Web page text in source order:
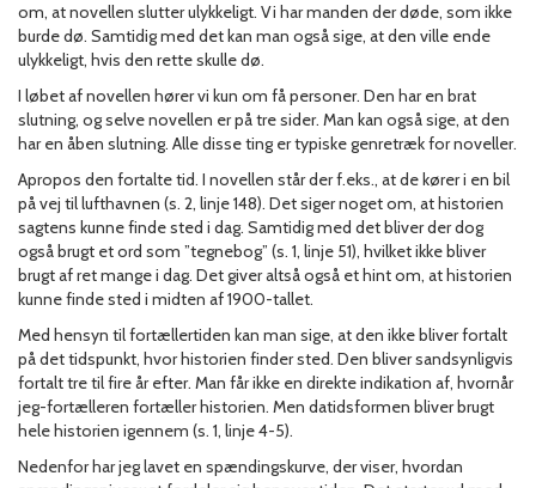
om, at novellen slutter ulykkeligt. Vi har manden der døde, som ikke
burde dø. Samtidig med det kan man også sige, at den ville ende
ulykkeligt, hvis den rette skulle dø.
I løbet af novellen hører vi kun om få personer. Den har en brat
slutning, og selve novellen er på tre sider. Man kan også sige, at den
har en åben slutning. Alle disse ting er typiske genretræk for noveller.
Apropos den fortalte tid. I novellen står der f.eks., at de kører i en bil
på vej til lufthavnen (s. 2, linje 148). Det siger noget om, at historien
sagtens kunne finde sted i dag. Samtidig med det bliver der dog
også brugt et ord som ”tegnebog” (s. 1, linje 51), hvilket ikke bliver
brugt af ret mange i dag. Det giver altså også et hint om, at historien
kunne finde sted i midten af 1900-tallet.
Med hensyn til fortællertiden kan man sige, at den ikke bliver fortalt
på det tidspunkt, hvor historien finder sted. Den bliver sandsynligvis
fortalt tre til fire år efter. Man får ikke en direkte indikation af, hvornår
jeg-fortælleren fortæller historien. Men datidsformen bliver brugt
hele historien igennem (s. 1, linje 4-5).
Nedenfor har jeg lavet en spændingskurve, der viser, hvordan